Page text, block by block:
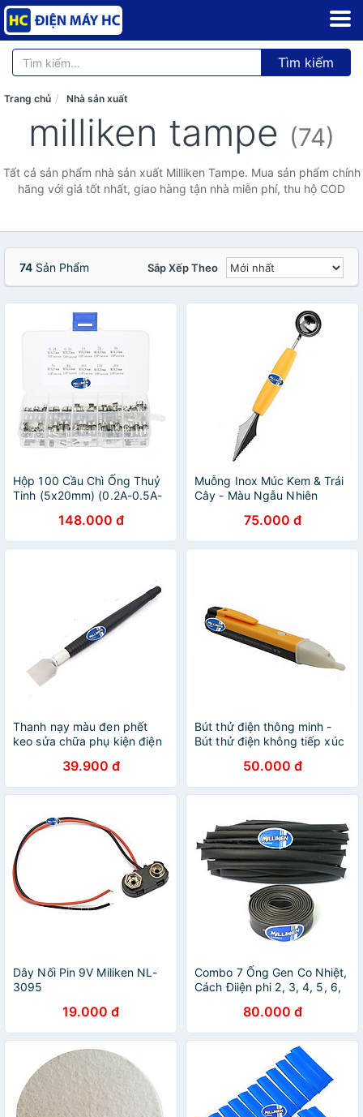
Tìm kiếm
Trang chủ Nhà sản xuất
milliken tampe (74)
Tất cả sản phẩm nhà sản xuất Milliken Tampe. Mua sản phẩm chính
hãng với giá tốt nhất, giao hàng tận nhà miễn phí, thu hộ COD
74 Sản Phẩm Sắp Xếp Theo
Hộp 100 Cầu Chì Ống Thuỷ
Tinh (5x20mm) (0.2A-0.5A-
148.000 đ
Muỗng Inox Múc Kem & Trái
Cây - Màu Ngẫu Nhiên
75.000 đ
Thanh nạy màu đen phết
keo sửa chữa phụ kiện điện
39.900 đ
Bút thử điện thông minh -
Bút thử điện không tiếp xúc
50.000 đ
Dây Nối Pin 9V Miliken NL-
3095
19.000 đ
Combo 7 Ống Gen Co Nhiệt,
Cách Điiện phi 2, 3, 4, 5, 6,
Tampe NL-3017
80.000 đ